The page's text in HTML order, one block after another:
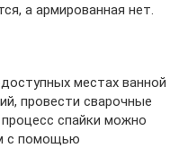
а армированная нет.
местах ванной
провести сварочные
спайки можно
с помощью